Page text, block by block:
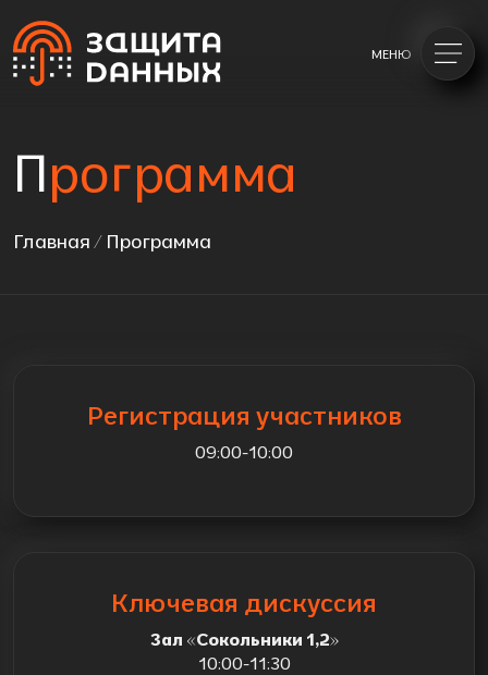
МЕНЮ
Программа
Главная/ Программа
Регистрация участников
09:00-10:00
Ключевая дискуссия
Зал «Сокольники 1,2»
10:00-11:30